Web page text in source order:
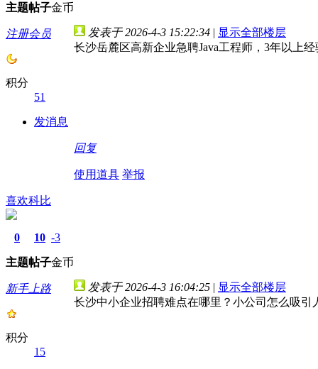
主题帖子金币
注册会员
积分
51
发消息
发表于 2026-4-3 15:22:34 | 显示全部楼层
长沙岳麓区高新企业急聘Java工程师，3年以上
回复
使用道具 举报
喜欢科比
0
主题
10
帖子
-3
金币
新手上路
积分
15
发表于 2026-4-3 16:04:25 | 显示全部楼层
长沙中小企业招聘难点在哪里？小公司怎么吸引